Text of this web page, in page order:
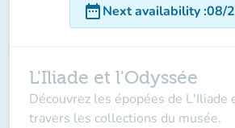
date_rangeNext availability:08/
L'Iliade et l'Odyssée
Découvrez les épopées de L'Iliade
travers les collections du musée.